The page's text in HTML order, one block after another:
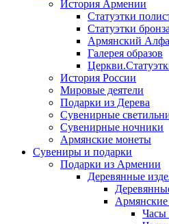
История Армении
Статуэтки
Статуэтки бронза
Армянский
Галерея образов
История России
Мировые деятели
Подарки из Дерева
Сувенирные
Сувенирные ночники
Армянские монеты
Сувениры и подарки
Подарки из Армении
Деревянные
Часы